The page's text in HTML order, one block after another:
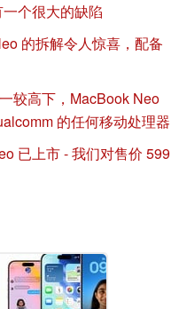
个很大的缺陷
的拆解令人惊喜，配备
较高下，MacBook Neo
的任何移动处理器
已上市 - 我们对售价 599